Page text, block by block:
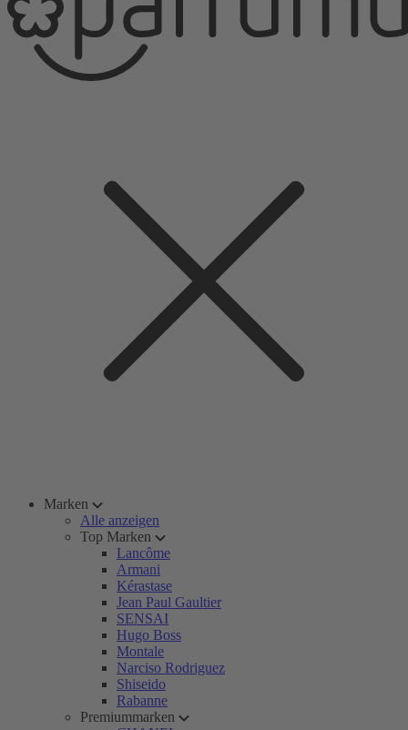
Marken
Alle anzeigen
Top Marken
Lancôme
Armani
Kérastase
Jean Paul Gaultier
SENSAI
Hugo Boss
Montale
Narciso Rodriguez
Shiseido
Rabanne
Premiummarken